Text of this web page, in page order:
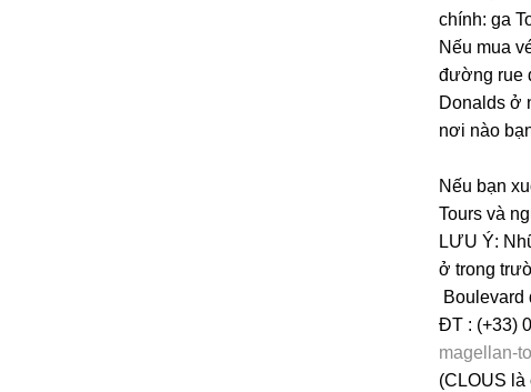
chính: ga
Nếu mua
đường rue
Donalds ở
nơi nào
Nếu bạn
Tours và
LƯU Ý:
ở trong
Boulevard
ĐT : (+33)
magellan-
(CLOUS